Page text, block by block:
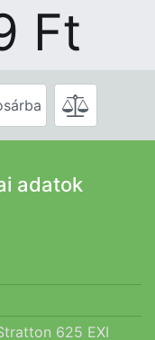
Ft
adatok
625 EXI